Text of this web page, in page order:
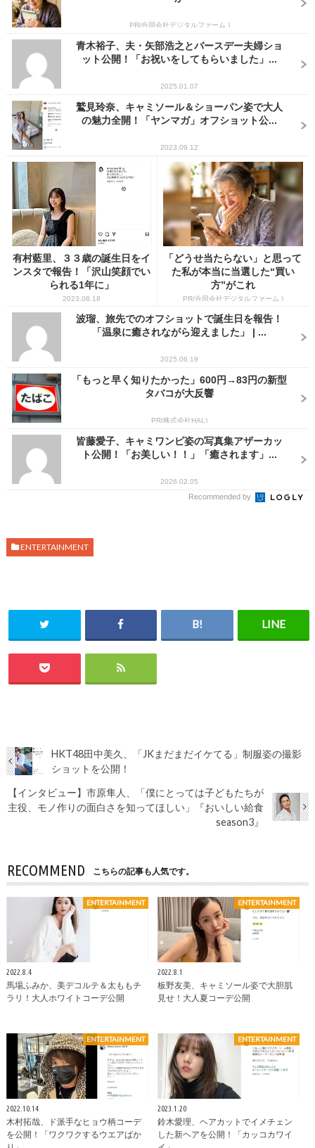
PR(合同会社デジタルファーム )
青木裕子、夫・矢部浩之とバースデー夫婦ショ
ット公開！「お祝いをしてもらいました」...
2025.01.07
鷲見玲奈、キャミソール＆ショーパン姿で大人
の魅力全開！「ヤンマガ」オフショット公...
2023.09.12
有村藍里、３３歳の誕生日をイ
ンスタで報告！「沢山笑顔でい
られる1年に」
2023.08.18
「どうせ当たらない」と思って
た私が本当に当選した“買い
方”がこれ
PR(合同会社デジタルファーム )
波瑠、旅先でのオフショットで誕生日を報告！
「温泉に癒されながら迎えました」 | ...
2025.06.19
「もっと早く知りたかった」600円→83円の新型
タバコが大反響
PR(株式会社HAL)
皆藤愛子、キャミワンピ姿の写真集アザーカッ
ト公開！「お美しい！！」「癒されます」...
2026.02.05
Recommended by
ENTERTAINMENT
HKT48田中美久、「JKまだまだイケてる」制服姿の撮影
ショットを公開！
【インタビュー】市原隼人、「僕にとっては子どもたちが
主役、モノ作りの面白さを知ってほしい」『おいしい給食
season3』
RECOMMEND こちらの記事も人気です。
ENTERTAINMENT
2022.8.4
馬場ふみか、美デコルテ＆太ももチ
ラリ！大人ホワイトコーデ公開
ENTERTAINMENT
2022.8.1
板野友美、キャミソール姿で大胆肌
見せ！大人夏コーデ公開
ENTERTAINMENT
2022.10.14
木村拓哉、ド派手なヒョウ柄コーデ
を公開！「ワクワクするウエアばか
ENTERTAINMENT
2023.1.20
鈴木愛理、ヘアカットでイメチェン
した新ヘアを公開！「カッコカワイ